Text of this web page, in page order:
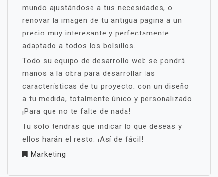
mundo ajustándose a tus necesidades, o
renovar la imagen de tu antigua página a un
precio muy interesante y perfectamente
adaptado a todos los bolsillos.
Todo su equipo de desarrollo web se pondrá
manos a la obra para desarrollar las
características de tu proyecto, con un diseño
a tu medida, totalmente único y personalizado.
¡Para que no te falte de nada!
Tú solo tendrás que indicar lo que deseas y
ellos harán el resto. ¡Así de fácil!
Marketing